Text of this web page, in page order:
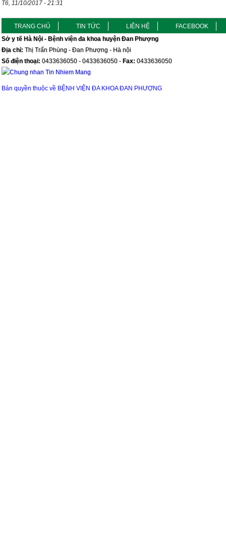
T6, 11/10/2017 - 21:31
TRANG CHỦ TIN TỨC LIÊN HỆ
FACEBOOK
Sở y tế Hà Nội - Bệnh viện đa khoa huyện Đan Phượng
Địa chỉ: Thị Trấn Phùng - Đan Phượng - Hà nội
Số điện thoại: 0433636050 - 0433636050 - Fax: 0433636050
Bản quyền thuộc về BỆNH VIỆN ĐA KHOA ĐAN PHƯỢNG